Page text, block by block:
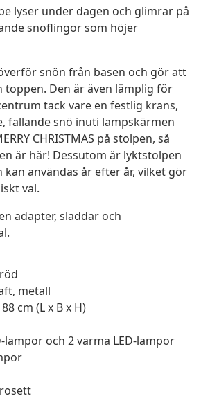
lyser under dagen och glimrar på
snöflingor som höjer
snön från basen och gör att
Den är även lämplig för
tack vare en festlig krans,
fallande snö inuti lampskärmen
CHRISTMAS på stolpen, så
är här! Dessutom är lyktstolpen
användas år efter år, vilket gör
val.
adapter, sladdar och
metall
cm (L x B x H)
lampor och 2 varma LED-lampor